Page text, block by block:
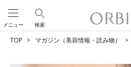
検索
メニュー
TOP マガジン（美容情報・読み物）